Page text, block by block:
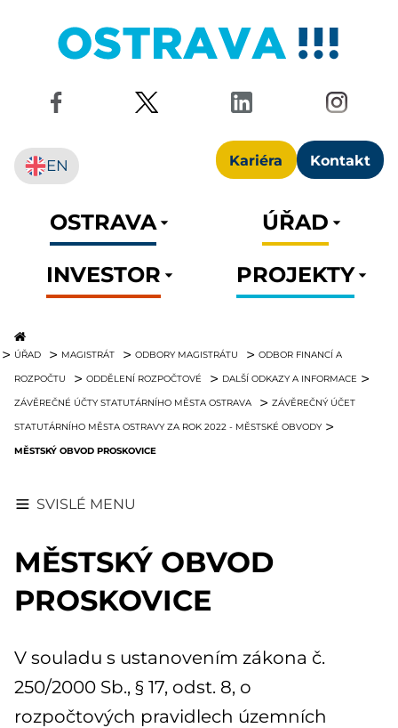
Kariéra Kontakt
EN
OSTRAVA
ÚŘAD
INVESTOR
PROJEKTY
ÚŘAD MAGISTRÁT ODBORY MAGISTRÁTU ODBOR FINANCÍ A
ROZPOČTU ODDĚLENÍ ROZPOČTOVÉ DALŠÍ ODKAZY A INFORMACE
ZÁVĚREČNÉ ÚČTY STATUTÁRNÍHO MĚSTA OSTRAVA ZÁVĚREČNÝ ÚČET
STATUTÁRNÍHO MĚSTA OSTRAVY ZA ROK 2022 - MĚSTSKÉ OBVODY
MĚSTSKÝ OBVOD PROSKOVICE
SVISLÉ MENU
MĚSTSKÝ OBVOD
PROSKOVICE
V souladu s ustanovením zákona č.
250/2000 Sb., § 17, odst. 8, o
rozpočtových pravidlech územních